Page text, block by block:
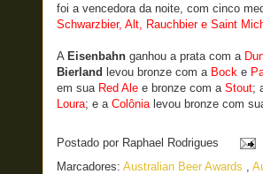
foi a vencedora da noite, com cinco
Schwarzbier, Alt, Rauchbier e Saint
A Eisenbahn ganhou a prata com a
Bierland levou bronze com a Bock e
em sua Red Ale e bronze com a Stout;
Loura; e a Colônia levou bronze com
Postado por Raphael Rodrigues
Marcadores: Australian Beer Awards ,